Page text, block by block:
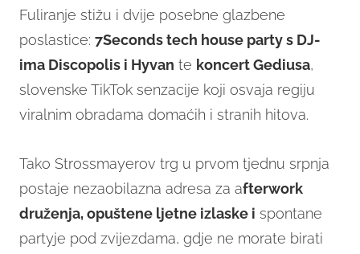
Fuliranje stižu i dvije posebne glazbene
poslastice: 7Seconds tech house party s DJ-
ima Discopolis i Hyvan te koncert Gediusa,
slovenske TikTok senzacije koji osvaja regiju
viralnim obradama domaćih i stranih hitova.
Tako Strossmayerov trg u prvom tjednu srpnja
postaje nezaobilazna adresa za afterwork
druženja, opuštene ljetne izlaske i spontane
partyje pod zvijezdama, gdje ne morate birati